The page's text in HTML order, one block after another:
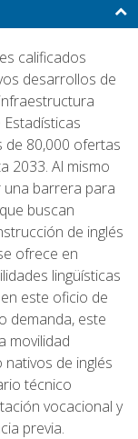
calificados
desarrollos de
de 80,000 ofertas
2033. Al mismo
una barrera para
buscan
de inglés
ofrece en
lingüísticas
este oficio de
demanda, este
movilidad
de inglés
técnico
vocacional y
previa.